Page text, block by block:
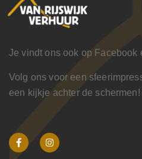
Je vindt ons ook op Facebook
Volg ons voor een
een kijkje achter de schermen!